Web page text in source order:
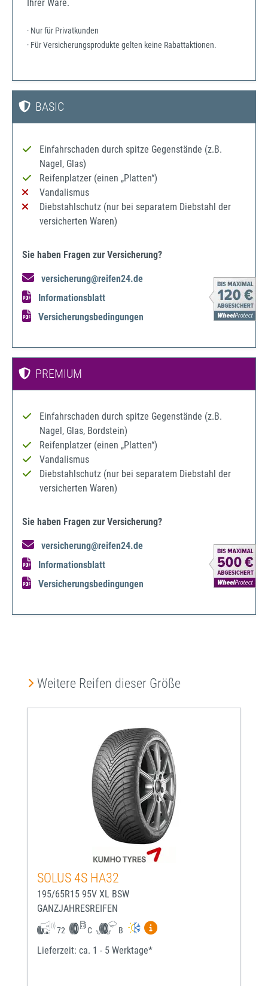
Ihrer Ware.
· Nur für Privatkunden
· Für Versicherungsprodukte gelten keine Rabattaktionen.
BASIC
Einfahrschaden durch spitze Gegenstände (z.B.
Nagel, Glas)
Reifenplatzer (einen „Platten“)
Vandalismus
Diebstahlschutz (nur bei separatem Diebstahl der
versicherten Waren)
Sie haben Fragen zur Versicherung?
versicherung@reifen24.de
Informationsblatt
Versicherungsbedingungen
PREMIUM
Einfahrschaden durch spitze Gegenstände (z.B.
Nagel, Glas, Bordstein)
Reifenplatzer (einen „Platten“)
Vandalismus
Diebstahlschutz (nur bei separatem Diebstahl der
versicherten Waren)
Sie haben Fragen zur Versicherung?
versicherung@reifen24.de
Informationsblatt
Versicherungsbedingungen
Produktgalerie überspringen
Weitere Reifen dieser Größe
SOLUS 4S HA32
195/65R15 95V XL BSW
GANZJAHRESREIFEN
72 C B
Mehr Informationen zum
Lieferzeit: ca. 1 - 5 Werktage*